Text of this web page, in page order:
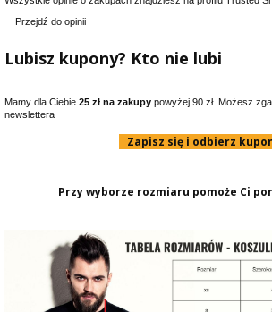
Przejdź do opinii
Lubisz kupony? Kto nie lubi
Mamy dla Ciebie 25 zł na zakupy powyżej 90 zł. Możesz
newslettera
Zapisz się i odbierz
Przy wyborze rozmiaru pomoże Ci